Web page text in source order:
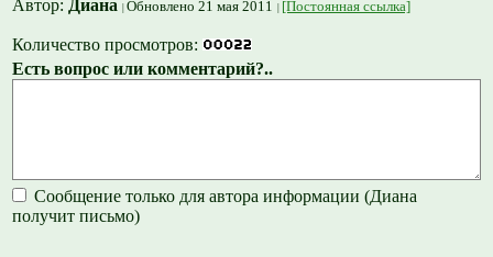
Автор: Диана Обновлено 21 мая 2011 [Постоянная ссылка]
Количество просмотров:
Есть вопрос или комментарий?..
Сообщение только для автора информации (Диана
получит письмо)